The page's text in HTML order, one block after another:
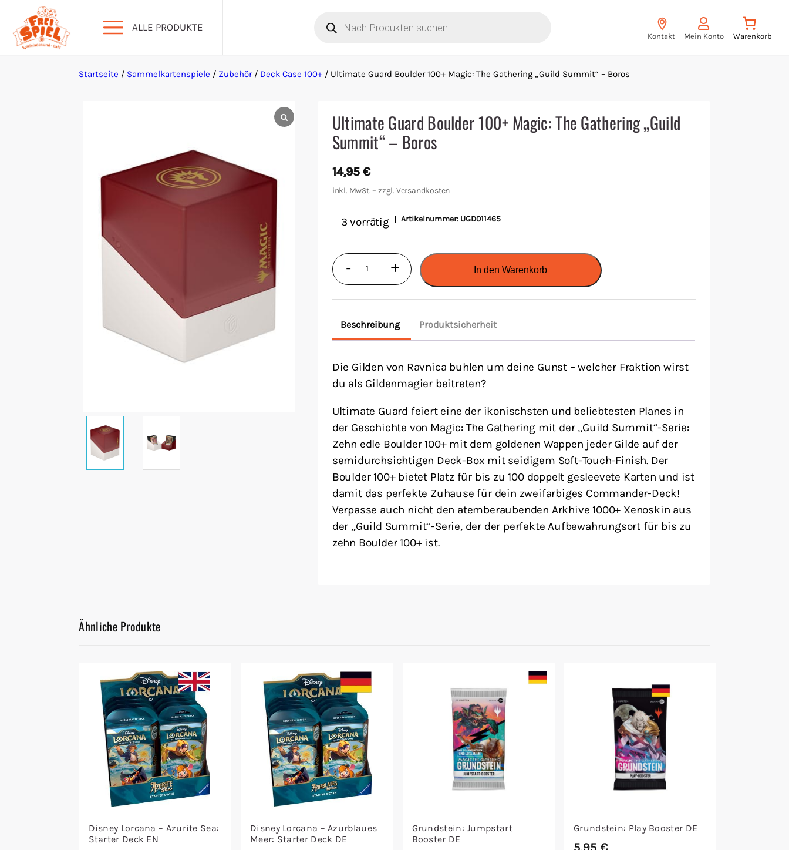
ALLE PRODUKTE
search
Kontakt Mein Konto
Gesellschaftsspiele
Startseite / Sammelkartenspiele / Zubehör/ Deck Case 100+ / Ultimate Guard Boulder 100+ Magic: The Gathering „Guild Summit“ – Boros
Ultimate Guard Boulder 100+ Magic: The Gathering „Guild
Summit“ – Boros
14,95€
inkl. MwSt. – zzgl. Versandkosten
3 vorrätig Artikelnummer: UGD011465
-
Ultimate
Boulder
Magic:
Gathering
"Guild
Boros
Menge
+ In den Warenkorb
Beschreibung Produktsicherheit
Die Gilden von Ravnica buhlen um deine Gunst – welcher Fraktion wirst
du als Gildenmagier beitreten?
Ultimate Guard feiert eine der ikonischsten und beliebtesten Planes in
der Geschichte von Magic: The Gathering mit der „Guild Summit“-Serie:
Zehn edle Boulder 100+ mit dem goldenen Wappen jeder Gilde auf der
semidurchsichtigen Deck-Box mit seidigem Soft-Touch-Finish. Der
Boulder 100+ bietet Platz für bis zu 100 doppelt gesleevete Karten und ist
damit das perfekte Zuhause für dein zweifarbiges Commander-Deck!
Verpasse auch nicht den atemberaubenden Arkhive 1000+ Xenoskin aus
der „Guild Summit“-Serie, der der perfekte Aufbewahrungsort für bis zu
zehn Boulder 100+ ist.
Ähnliche Produkte
Disney Lorcana – Azurite Sea:
Starter Deck EN
Disney Lorcana – Azurblaues
Meer: Starter Deck DE
Grundstein: Jumpstart
Booster DE
Grundstein: Play Booster DE
5,95 €